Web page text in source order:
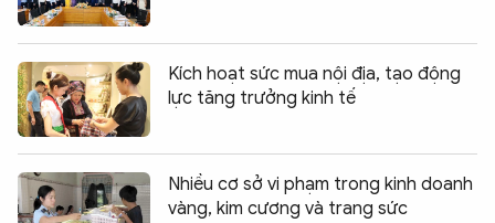
Kích hoạt sức mua nội địa, tạo động
lực tăng trưởng kinh tế
Nhiều cơ sở vi phạm trong kinh doanh
vàng, kim cương và trang sức